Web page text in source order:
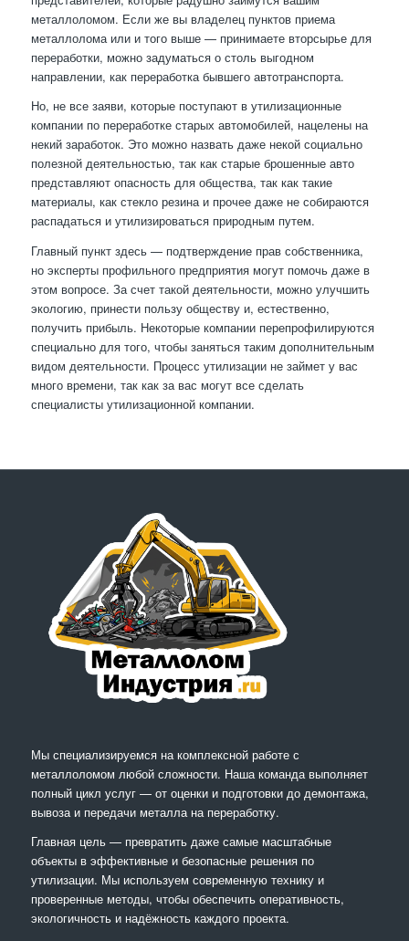
металлоломом. Если же вы владелец пунктов приема
металлолома или и того выше — принимаете вторсырье для
переработки, можно задуматься о столь выгодном
направлении, как переработка бывшего автотранспорта.
Но, не все заяви, которые поступают в утилизационные
компании по переработке старых автомобилей, нацелены на
некий заработок. Это можно назвать даже некой социально
полезной деятельностью, так как старые брошенные авто
представляют опасность для общества, так как такие
материалы, как стекло резина и прочее даже не собираются
распадаться и утилизироваться природным путем.
Главный пункт здесь — подтверждение прав собственника,
но эксперты профильного предприятия могут помочь даже в
этом вопросе. За счет такой деятельности, можно улучшить
экологию, принести пользу обществу и, естественно,
получить прибыль. Некоторые компании перепрофилируются
специально для того, чтобы заняться таким дополнительным
видом деятельности. Процесс утилизации не займет у вас
много времени, так как за вас могут все сделать
специалисты утилизационной компании.
Мы специализируемся на комплексной работе с
металлоломом любой сложности. Наша команда выполняет
полный цикл услуг — от оценки и подготовки до демонтажа,
вывоза и передачи металла на переработку.
Главная цель — превратить даже самые масштабные
объекты в эффективные и безопасные решения по
утилизации. Мы используем современную технику и
проверенные методы, чтобы обеспечить оперативность,
экологичность и надёжность каждого проекта.